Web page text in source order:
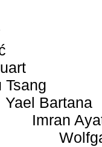
Tsang
Yael Bartana
Imran